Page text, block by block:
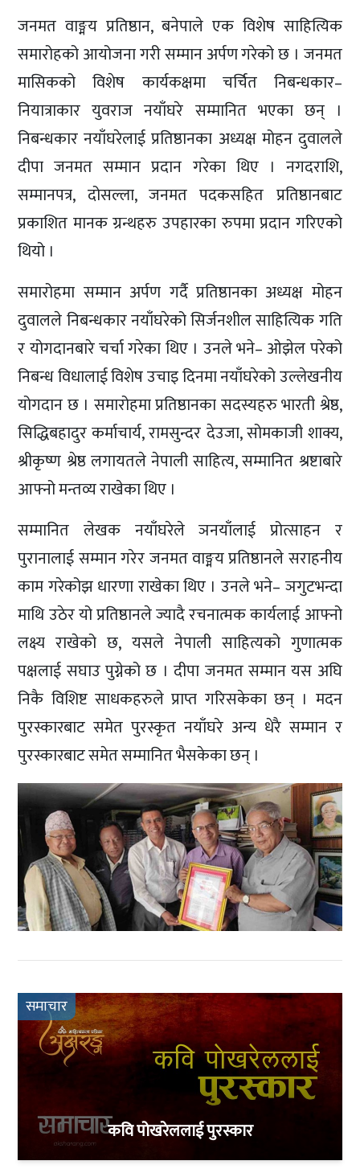
जनमत वाङ्मय प्रतिष्ठान, बनेपाले एक विशेष साहित्यिक
समारोहको आयोजना गरी सम्मान अर्पण गरेको छ । जनमत
मासिकको विशेष कार्यकक्षमा चर्चित निबन्धकार–
नियात्राकार युवराज नयाँघरे सम्मानित भएका छन् ।
निबन्धकार नयाँघरेलाई प्रतिष्ठानका अध्यक्ष मोहन दुवालले
दीपा जनमत सम्मान प्रदान गरेका थिए । नगदराशि,
सम्मानपत्र, दोसल्ला, जनमत पदकसहित प्रतिष्ठानबाट
प्रकाशित मानक ग्रन्थहरु उपहारका रुपमा प्रदान गरिएको
थियो ।
समारोहमा सम्मान अर्पण गर्दै प्रतिष्ठानका अध्यक्ष मोहन
दुवालले निबन्धकार नयाँघरेको सिर्जनशील साहित्यिक गति
र योगदानबारे चर्चा गरेका थिए । उनले भने– ओझेल परेको
निबन्ध विधालाई विशेष उचाइ दिनमा नयाँघरेको उल्लेखनीय
योगदान छ । समारोहमा प्रतिष्ठानका सदस्यहरु भारती श्रेष्ठ,
सिद्धिबहादुर कर्माचार्य, रामसुन्दर देउजा, सोमकाजी शाक्य,
श्रीकृष्ण श्रेष्ठ लगायतले नेपाली साहित्य, सम्मानित श्रष्टाबारे
आफ्नो मन्तव्य राखेका थिए ।
सम्मानित लेखक नयाँघरेले ञनयाँलाई प्रोत्साहन र
पुरानालाई सम्मान गरेर जनमत वाङ्मय प्रतिष्ठानले सराहनीय
काम गरेकोझ धारणा राखेका थिए । उनले भने– ञगुटभन्दा
माथि उठेर यो प्रतिष्ठानले ज्यादै रचनात्मक कार्यलाई आफ्नो
लक्ष्य राखेको छ, यसले नेपाली साहित्यको गुणात्मक
पक्षलाई सघाउ पुग्नेको छ । दीपा जनमत सम्मान यस अघि
निकै विशिष्ट साधकहरुले प्राप्त गरिसकेका छन् । मदन
पुरस्कारबाट समेत पुरस्कृत नयाँघरे अन्य धेरै सम्मान र
पुरस्कारबाट समेत सम्मानित भैसकेका छन् ।
समाचार
कवि पोखरेललाई पुरस्कार